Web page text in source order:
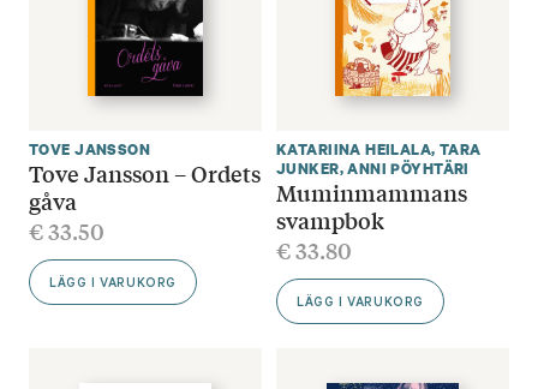
TOVE JANSSON
Tove Jansson – Ordets
gåva
€33.50
LÄGG I VARUKORG
KATARIINA HEILALA, TARA
JUNKER,ANNI PÖYHTÄRI
Muminmammans
svampbok
€33.80
LÄGG I VARUKORG